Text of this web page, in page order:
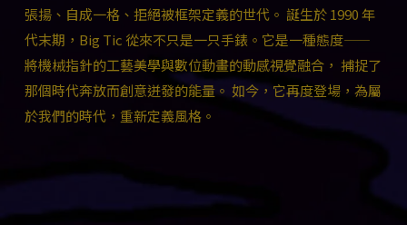
張揚、自成一格、拒絕被框架定義的世代。 誕生於 1990 年
代末期，Big Tic 從來不只是一只手錶。它是一種態度——
將機械指針的工藝美學與數位動畫的動感視覺融合， 捕捉了
那個時代奔放而創意迸發的能量。 如今，它再度登場，為屬
於我們的時代，重新定義風格。